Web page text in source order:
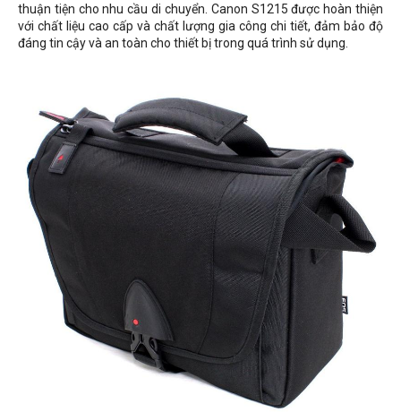
thuận tiện cho nhu cầu di chuyển. Canon S1215 được hoàn thiện
với chất liệu cao cấp và chất lượng gia công chi tiết, đảm bảo độ
đáng tin cậy và an toàn cho thiết bị trong quá trình sử dụng.